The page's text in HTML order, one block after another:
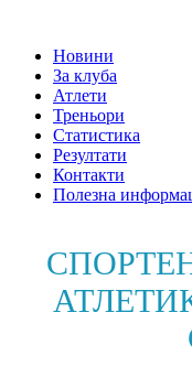
Новини
За клуба
Атлети
Треньори
Статистика
Резултати
Контакти
Полезна